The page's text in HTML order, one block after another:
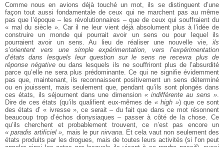
Comme nous en avions déjà touché un mot, ils se distinguent d’une
façon tout aussi fondamentale de ceux qui ne marchent pas au même
pas que l’époque – les révolutionnaires – que de ceux qui souffraient du
« mal du siècle ». Car il ne leur vient déjà absolument plus à l’idée de
construire un monde qui pourrait avoir un sens ou pour lequel ils
pourraient avoir un sens. Au lieu de réaliser une nouvelle vie, ils
s’orientent vers une simple expérimentation, vers l’expérimentation
d’états dans lesquels leur question sur le sens ne recevra plus de
réponse négative ou dans lesquels ils ne souffriront plus de l’absurdité
parce qu’elle ne sera plus prédominante. Ce qui ne signifie évidemment
pas que, maintenant, ils reconnaissent positivement un sens déterminé
ou en jouissent, mais seulement que, pendant qu’ils sont plongés dans
ces états, ils séjournent dans une dimension « indifférente au sens »
Dire de ces états (qu’ils qualifient eux-mêmes de « high ») que ce sont
des états d’ « ivresse », ce serait – du fait que dans ce mot résonnent
beaucoup trop d’échos dionysiaques – passer à côté de la chose. Ce
qu’ils cherchent et probablement trouvent, ce n’est pas encore un
« paradis artificiel » , mais le pur nirvana. Et cela vaut non seulement des
états produits par les drogues, mais de toutes leurs activités (si l’on peut